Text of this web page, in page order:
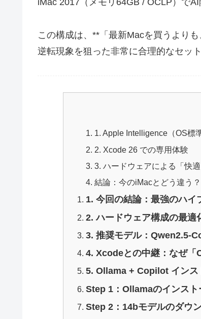
iMac 2017（メモリ64GB / OCLP）で
この構成は、**「最新Macを買うより
逆転現象を狙った非常に合理的なセッ
1. Apple Intelligence（OS標
2. Xcode 26 での専用体験
3. ハードウェアによる「快
結論：今のiMacとどう違う？
1. 今回の結論：最強のハ
2. ハードウェア構成の最適
3. 推奨モデル：Qwen2.5-
4. Xcodeとの中継：なぜ
5. Ollama + Copilot インス
Step 1：Ollamaのインス
Step 2：14bモデルのダウ